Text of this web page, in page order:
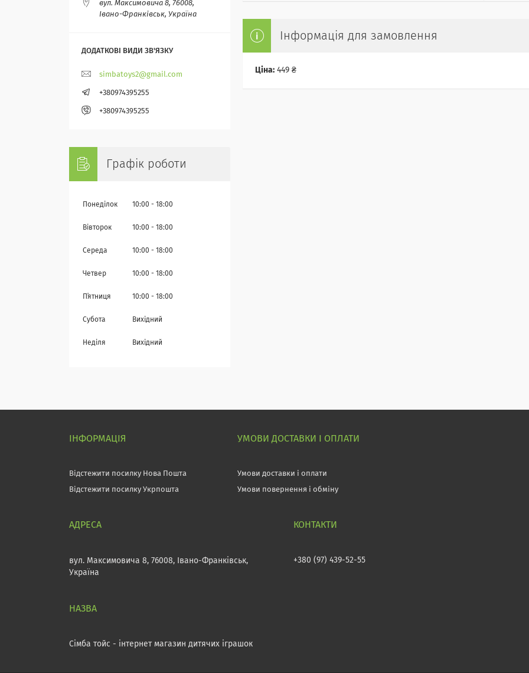
Інформація для замовлення
Ціна: 449 ₴
вул. Максимовича 8, 76008,
Івано-Франківськ, Україна
simbatoys2@gmail.com
+380974395255
+380974395255
Графік роботи
Понеділок 10:00 18:00
Вівторок 10:00 18:00
Середа 10:00 18:00
Четвер 10:00 18:00
Пʼятниця 10:00 18:00
Субота Вихідний
Неділя Вихідний
ІНФОРМАЦІЯ
Відстежити посилку Нова Пошта
Відстежити посилку Укрпошта
УМОВИ ДОСТАВКИ І ОПЛАТИ
Умови доставки і оплати
Умови повернення і обміну
вул. Максимовича 8, 76008, Івано-Франківськ,
Україна
Сімба тойс - інтернет магазин дитячих іграшок
+380 (97) 439-52-55